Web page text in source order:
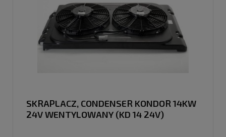
SKRAPLACZ, CONDENSER KONDOR 14KW
24V WENTYLOWANY (KD 14 24V)